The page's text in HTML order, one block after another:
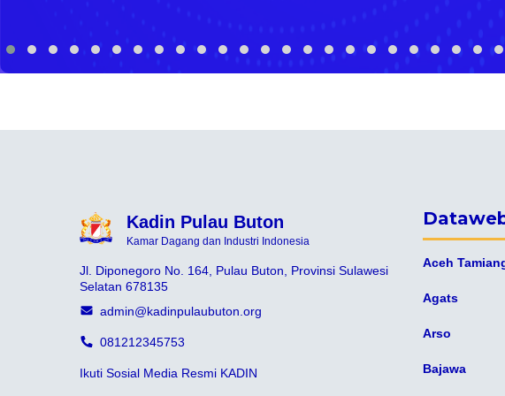
Kadin Pulau Buton
Kamar Dagang dan Industri Indonesia
Jl. Diponegoro No. 164, Pulau Buton, Provinsi Sulawesi
Selatan 678135
admin@kadinpulaubuton.org
081212345753
Ikuti Sosial Media Resmi KADIN
Aceh
Agats
Arso
Bajawa